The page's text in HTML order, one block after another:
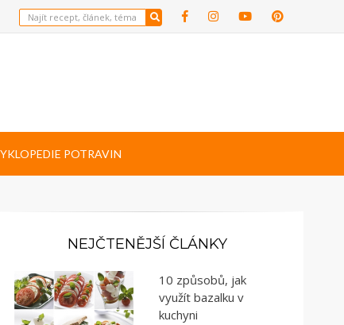
POTRAVIN
NEJČTENĚJŠÍ ČLÁNKY
10 způsobů, jak
využít bazalku v
kuchyni